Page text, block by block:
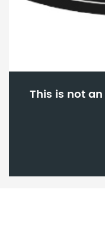
This is not